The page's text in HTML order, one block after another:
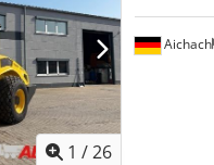
1 /26
Aichach